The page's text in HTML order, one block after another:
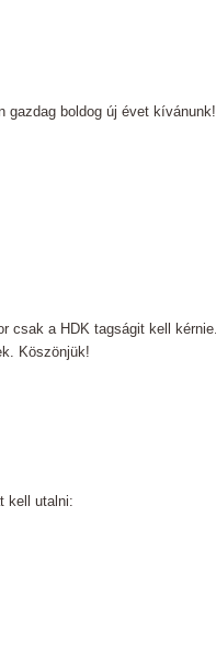
gazdag boldog új évet kívánunk!
csak a HDK tagságit kell kérnie.
Köszönjük!
kell utalni: